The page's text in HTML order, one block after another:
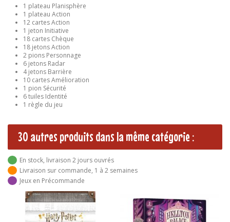
1 plateau Planisphère
1 plateau Action
12 cartes Action
1 jeton Initiative
18 cartes Chèque
18 jetons Action
2 pions Personnage
6 jetons Radar
4 jetons Barrière
10 cartes Amélioration
1 pion Sécurité
6 tuiles Identité
1 règle du jeu
30 autres produits dans la même catégorie :
En stock, livraison 2 jours ouvrés
Livraison sur commande, 1 à 2 semaines
Jeux en Précommande